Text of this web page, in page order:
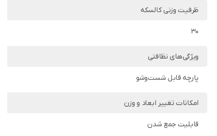
ظرفیت وزنی کالسکه
30
ویژگی‌های نظافتی
پارچه قابل شست‌وشو
امکانات تغییر ابعاد و وزن
قابلیت جمع شدن